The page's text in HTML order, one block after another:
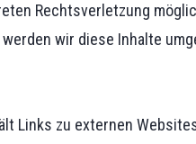
Rechtsverletzung
wir diese Inhalte
Links zu externen